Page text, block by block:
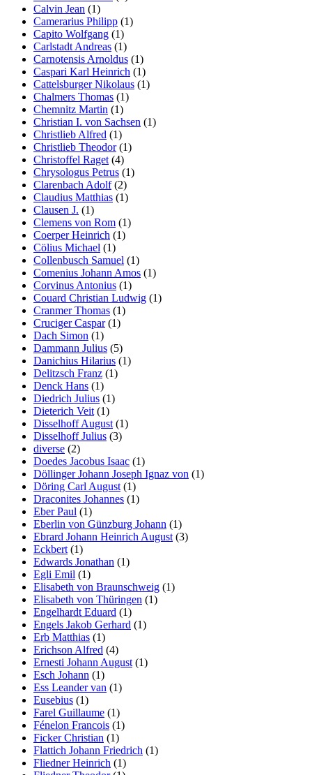
Calvin Jean (1)
Camerarius Philipp (1)
Capito Wolfgang (1)
Carlstadt Andreas (1)
Carnotensis Arnoldus (1)
Caspari Karl Heinrich (1)
Cattelsburger Nikolaus (1)
Chalmers Thomas (1)
Chemnitz Martin (1)
Christian I. von Sachsen (1)
Christlieb Alfred (1)
Christlieb Theodor(1)
Christoffel Raget (4)
Chrysologus Petrus (1)
Clarenbach Adolf(2)
Claudius Matthias (1)
Clausen J. (1)
Clemens von Rom (1)
Coerper Heinrich (1)
Cölius Michael (1)
Collenbusch Samuel (1)
Comenius Johann Amos (1)
Corvinus Antonius (1)
Couard Christian Ludwig (1)
Cranmer Thomas (1)
Cruciger Caspar(1)
Dach Simon (1)
Dammann Julius (5)
Danichius Hilarius (1)
Delitzsch Franz (1)
Denck Hans (1)
Diedrich Julius (1)
Dieterich Veit (1)
Disselhoff August (1)
Disselhoff Julius (3)
diverse (2)
Doedes Jacobus Isaac (1)
Döllinger Johann Joseph Ignaz von (1)
Döring Carl August (1)
Draconites Johannes (1)
Eber Paul (1)
Eberlin von Günzburg Johann (1)
Ebrard Johann Heinrich August (3)
Eckbert (1)
Edwards Jonathan (1)
Egli Emil (1)
Elisabeth von Braunschweig (1)
Elisabeth von Thüringen (1)
Engelhardt Eduard (1)
Engels Jakob Gerhard (1)
Erb Matthias (1)
Erichson Alfred (4)
Ernesti Johann August (1)
Esch Johann (1)
Ess Leander van (1)
Eusebius (1)
Farel Guillaume (1)
Fénelon Francois (1)
Ficker Christian (1)
Flattich Johann Friedrich (1)
Fliedner Heinrich (1)